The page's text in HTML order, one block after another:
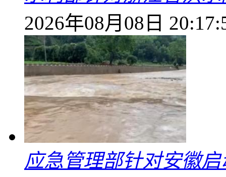
2026年08月08日
应急管理部针对安徽